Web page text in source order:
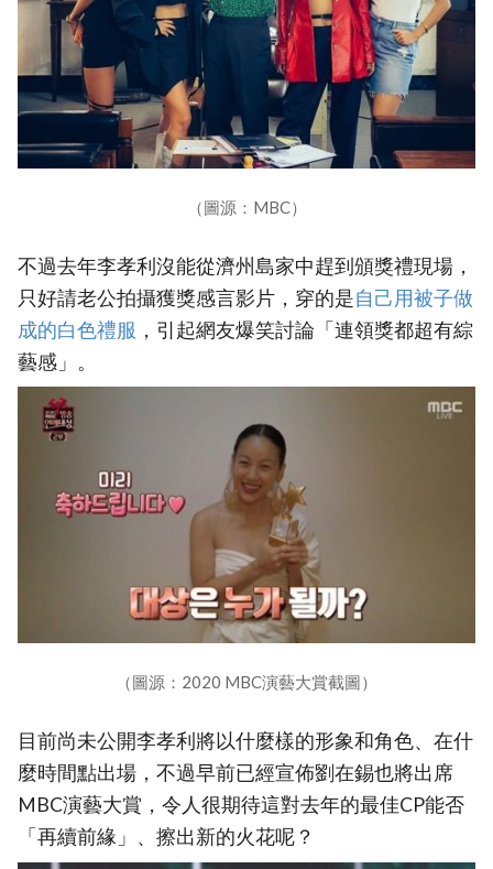
（圖源：MBC）
不過去年李孝利沒能從濟州島家中趕到頒獎禮現場，
只好請老公拍攝獲獎感言影片，穿的是自己用被子做
成的白色禮服 ，引起網友爆笑討論「連領獎都超有綜
藝感」。
（圖源：2020 MBC演藝大賞截圖）
目前尚未公開李孝利將以什麼樣的形象和角色、在什
麼時間點出場，不過早前已經宣佈劉在錫也將出席
MBC演藝大賞，令人很期待這對去年的最佳CP能否
「再續前緣」、擦出新的火花呢？